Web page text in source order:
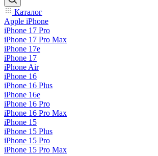
Каталог
Apple iPhone
iPhone 17 Pro
iPhone 17 Pro Max
iPhone 17e
iPhone 17
iPhone Air
iPhone 16
iPhone 16 Plus
iPhone 16e
iPhone 16 Pro
iPhone 16 Pro Max
iPhone 15
iPhone 15 Plus
iPhone 15 Pro
iPhone 15 Pro Max